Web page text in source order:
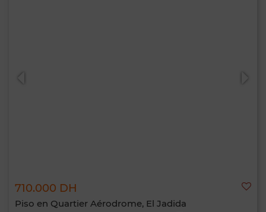
710.000 DH
Piso en Quartier Aérodrome, El Jadida